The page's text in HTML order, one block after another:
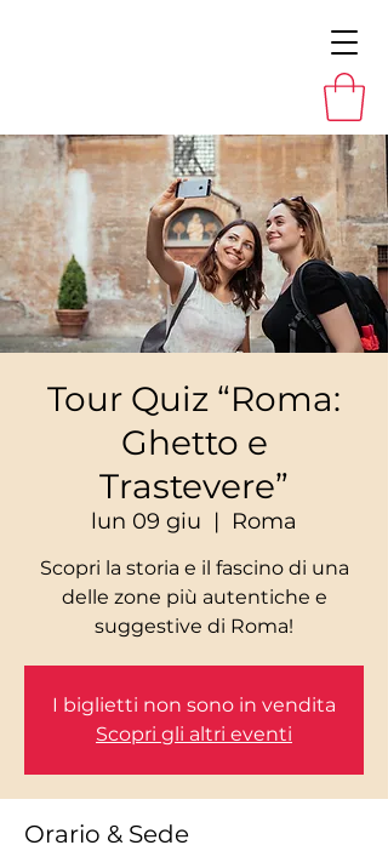
Tour Quiz “Roma:
Ghetto e
Trastevere”
lun 09 giu
  |
Roma
Scopri la storia e il fascino di una
delle zone più autentiche e
I biglietti non sono in vendita
Scopri gli altri eventi
Orario & Sede